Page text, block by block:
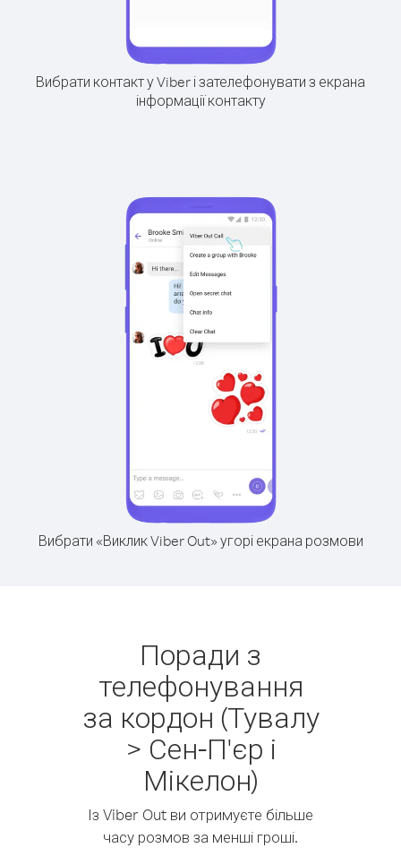
Вибрати контакт у Viber і зателефонувати з екрана
інформації контакту
Вибрати «Виклик Viber Out» угорі екрана розмови
Поради з
телефонування
за кордон (Тувалу
> Сен-П'єр і
Мікелон)
Із Viber Out ви отримуєте більше
часу розмов за менші гроші.